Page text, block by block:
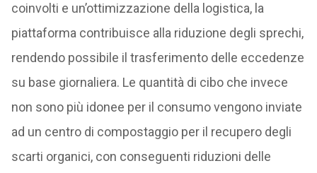
coinvolti e un’ottimizzazione della logistica, la
piattaforma contribuisce alla riduzione degli sprechi,
rendendo possibile il trasferimento delle eccedenze
su base giornaliera. Le quantità di cibo che invece
non sono più idonee per il consumo vengono inviate
ad un centro di compostaggio per il recupero degli
scarti organici, con conseguenti riduzioni delle